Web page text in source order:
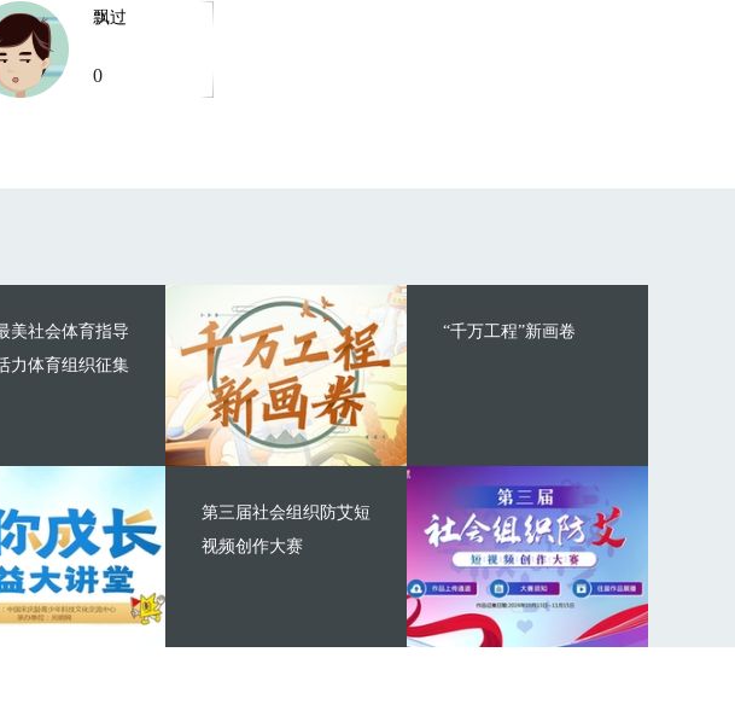
飘过
0
美社会体育指导
力体育组织征集
“千万工程”新画卷
第三届社会组织防艾短
视频创作大赛